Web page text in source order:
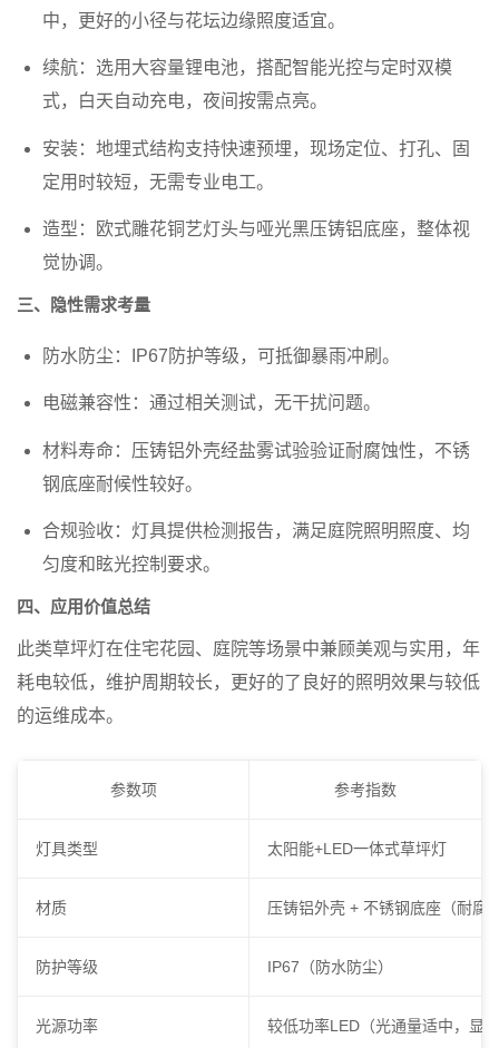
中，更好的小径与花坛边缘照度适宜。
续航：选用大容量锂电池，搭配智能光控与定时双模
式，白天自动充电，夜间按需点亮。
安装：地埋式结构支持快速预埋，现场定位、打孔、固
定用时较短，无需专业电工。
造型 ：欧式雕花铜艺灯头与哑光黑压铸铝底座，整体视
觉协调。
三、隐性需求考量
防水防尘 ：IP67防护等级，可抵御暴雨冲刷。
电磁兼容性 ：通过相关测试，无干扰问题。
材料寿命：压铸铝外壳经盐雾试验验证耐腐蚀性，不锈
钢底座耐候性较好。
合规验收：灯具提供检测报告，满足庭院照明照度、均
匀度和眩光控制要求。
四、应用价值总结
此类草坪灯在住宅花园、庭院等场景中兼顾美观与实用，年
耗电较低，维护周期较长，更好的了良好的照明效果与较低
的运维成本。
参数项 参考指数
灯具类型 太阳能+LED一体式草坪灯
材质 压铸铝外壳 + 不锈钢底座（耐腐
防护等级 IP67（防水防尘）
光源功率 较低功率LED（光通量适中，显